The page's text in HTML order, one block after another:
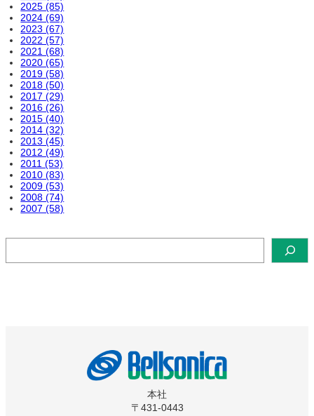
2025 (85)
2024 (69)
2023 (67)
2022 (57)
2021 (68)
2020 (65)
2019 (58)
2018 (50)
2017 (29)
2016 (26)
2015 (40)
2014 (32)
2013 (45)
2012 (49)
2011 (53)
2010 (83)
2009 (53)
2008 (74)
2007 (58)
本社
〒431-0443